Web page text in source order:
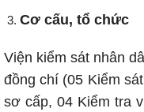
Cơ cấu, tổ chức
Viện kiểm sát nhân
đồng chí (05 Kiểm
sơ cấp, 04 Kiểm tra